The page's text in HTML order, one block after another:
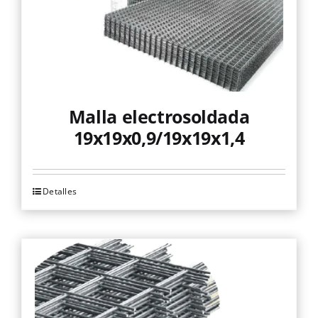
Malla electrosoldada
19x19x0,9/19x19x1,4
Este
producto
tiene
múltiples
variantes.
Las
Detalles